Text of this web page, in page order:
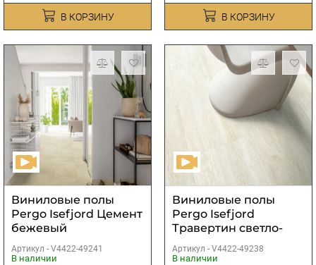
В КОРЗИНУ В КОРЗИНУ
Виниловые полы
Pergo Isefjord Цемент
бежевый
Артикул - V4422-49241
В наличии
Виниловые полы
Pergo Isefjord
Травертин светло-
бежевый
Артикул - V4422-49238
В наличии